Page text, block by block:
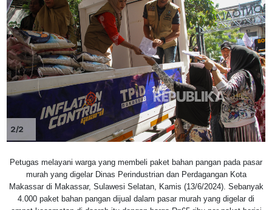
2/2
Petugas melayani warga yang membeli paket bahan pangan pada pasar
murah yang digelar Dinas Perindustrian dan Perdagangan Kota
Makassar di Makassar, Sulawesi Selatan, Kamis (13/6/2024). Sebanyak
4.000 paket bahan pangan dijual dalam pasar murah yang digelar di